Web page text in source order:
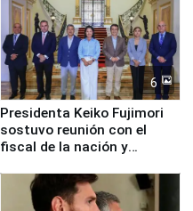
6
Presidenta Keiko Fujimori
sostuvo reunión con el
fiscal de la nación y